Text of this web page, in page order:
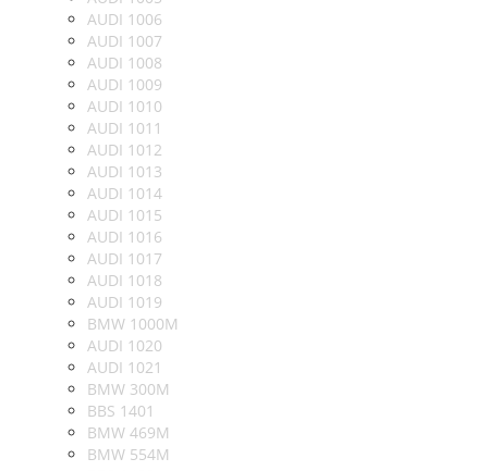
AUDI 1006
AUDI 1007
AUDI 1008
AUDI 1009
AUDI 1010
AUDI 1011
AUDI 1012
AUDI 1013
AUDI 1014
AUDI 1015
AUDI 1016
AUDI 1017
AUDI 1018
AUDI 1019
BMW 1000M
AUDI 1020
AUDI 1021
BMW 300M
BBS 1401
BMW 469M
BMW 554M